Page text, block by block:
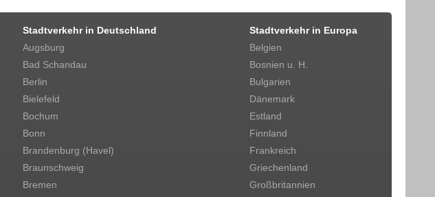
Stadtverkehr in Deutschland
Augsburg
Bad Schandau
Berlin
Bielefeld
Bochum
Bonn
Brandenburg (Havel)
Braunschweig
Bremen
Stadtverkehr in Europa
Belgien
Bosnien u. H.
Bulgarien
Dänemark
Estland
Finnland
Frankreich
Griechenland
Großbritannien